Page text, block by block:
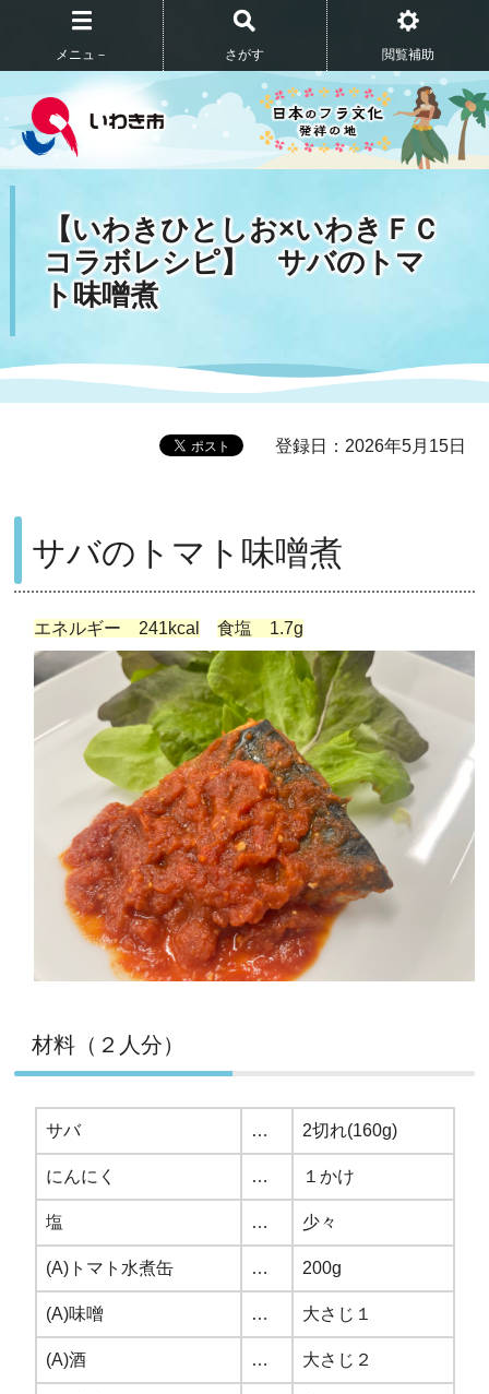
メニュ－ さがす 閲覧補助
【いわきひとしお×いわきＦＣ
コラボレシピ】 サバのトマ
ト味噌煮
登録日：2026年5月15日
サバのトマト味噌煮
エネルギー 241kcal 食塩 1.7g
材料（２人分）
サバ … 2切れ(160g)
にんにく … １かけ
塩 … 少々
(A)トマト水煮缶 … 200g
(A)味噌 … 大さじ１
(A)酒 … 大さじ２